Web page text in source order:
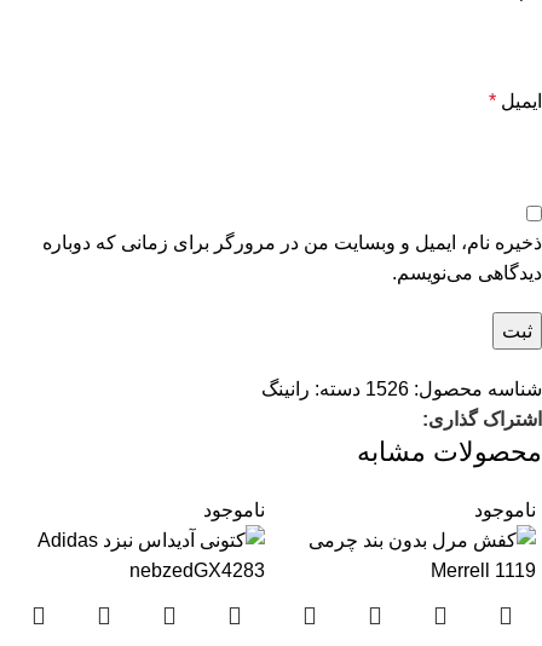
ایمیل *
ذخیره نام، ایمیل و وبسایت من در مرورگر برای زمانی که دوباره
دیدگاهی می‌نویسم.
شناسه محصول: 1526 دسته: رانینگ
اشتراک گذاری:
محصولات مشابه
ناموجود ناموجود